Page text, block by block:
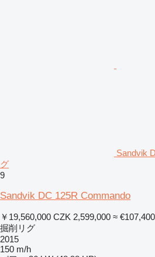
Sandvik
グ
9
Sandvik DC 125R Commando
￥19,560,000 CZK 2,599,000 ≈ €107,400
掘削リグ
2015
150 m/h